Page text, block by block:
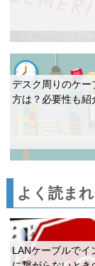
デスク周りのケー
方は？必要性も紹
よく読ま
LANケーブルでイ